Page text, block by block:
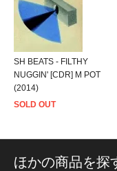
SH BEATS - FILTHY
NUGGIN' [CDR] M POT
(2014)
SOLD OUT
ほかの商品を探